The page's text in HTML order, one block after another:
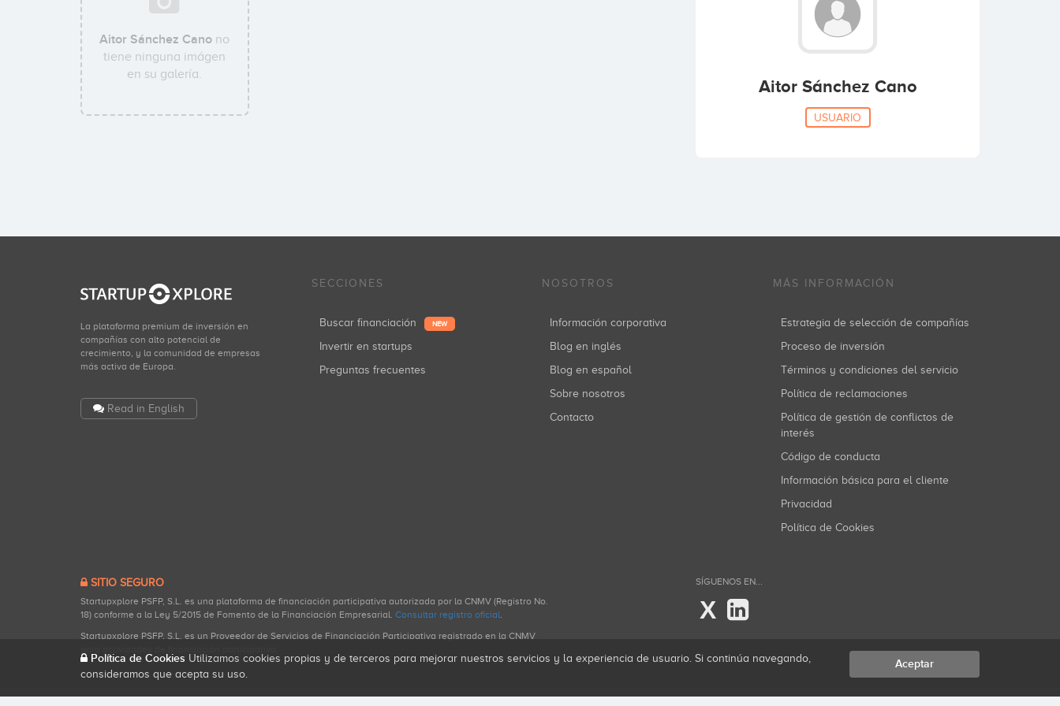
Aitor Sánchez Cano no
tiene ninguna imágen
en su galería.
Aitor Sánchez Cano
USUARIO
La plataforma premium de inversión en
compañías con alto potencial de
crecimiento, y la comunidad de empresas
más activa de Europa.
Read in English
SECCIONES
Buscar financiación NEW
Invertir en startups
Preguntas frecuentes
NOSOTROS
Información corporativa
Blog en inglés
Blog en español
Sobre nosotros
Contacto
MÁS INFORMACIÓN
Estrategia de selección de compañías
Proceso de inversión
Términos y condiciones del servicio
Política de reclamaciones
Política de gestión de conflictos de
interés
Código de conducta
Información básica para el cliente
Privacidad
Política de Cookies
SITIO SEGURO
Startupxplore PSFP, S.L. es una plataforma de financiación participativa autorizada por la CNMV (Registro No.
18) conforme a la Ley 5/2015 de Fomento de la Financiación Empresarial. Consultar registro oficial.
Startupxplore PSFP, S.L. es un Proveedor de Servicios de Financiación Participativa registrado en la CNMV
SÍGUENOS EN...
X
Política de Cookies Utilizamos cookies propias y de terceros para mejorar nuestros servicios y la experiencia de usuario. Si continúa navegando,
consideramos que acepta su uso.
Aceptar